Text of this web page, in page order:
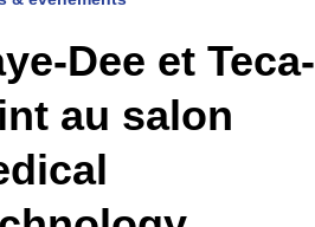
Dee et Teca-
au salon